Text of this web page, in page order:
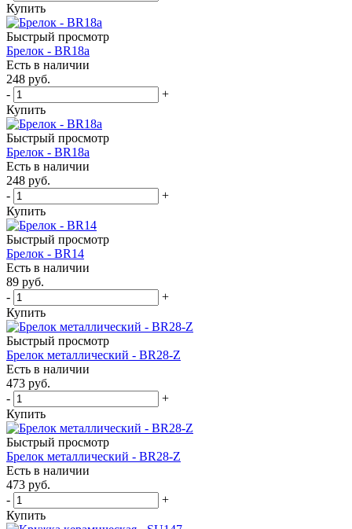
Купить
Быстрый просмотр
Брелок - BR18a
Есть в наличии
248 руб.
-
+
Купить
Быстрый просмотр
Брелок - BR18a
Есть в наличии
248 руб.
-
+
Купить
Быстрый просмотр
Брелок - BR14
Есть в наличии
89 руб.
-
+
Купить
Быстрый просмотр
Брелок металлический - BR28-Z
Есть в наличии
473 руб.
-
+
Купить
Быстрый просмотр
Брелок металлический - BR28-Z
Есть в наличии
473 руб.
-
+
Купить